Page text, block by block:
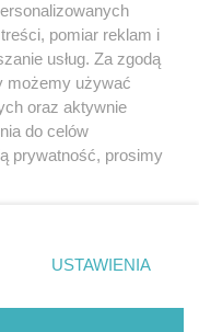
z portali
sięz nami
pomiar reklam i
usług. Za zgodą
możemy używać
oraz aktywnie
do celów
prywatność, prosimy
rogu strony
nie wymagają
sprzeciwić się
miały
USTAWIENIA